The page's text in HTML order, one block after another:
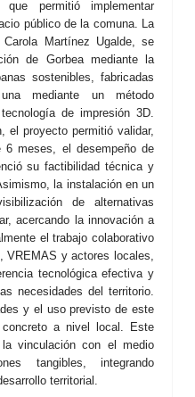
permitió implementar
público de la comuna. La
Martínez Ugalde, se
de Gorbea mediante la
sostenibles, fabricadas
mediante un método
de impresión 3D.
el proyecto permitió validar,
6 meses, el desempeño de
su factibilidad técnica y
la instalación en un
de alternativas
acercando la innovación a
el trabajo colaborativo
VREMAS y actores locales,
tecnológica efectiva y
necesidades del territorio.
y el uso previsto de este
a nivel local. Este
vinculación con el medio
tangibles, integrando
territorial.